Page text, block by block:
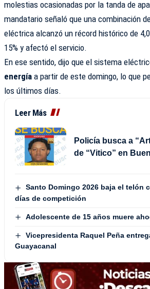
molestias ocasionadas por la tanda de
mandatario señaló que una combinación
eléctrica alcanzó un récord histórico de
15% y afectó el servicio.
En ese sentido, dijo que el sistema
energía a partir de este domingo, lo que
los últimos días.
Leer Más
Policía busca a
de “Vitico” en
Santo Domingo 2026 baja el telón
días de competición
Adolescente de 15 años muere
Vicepresidenta Raquel Peña
Guayacanal